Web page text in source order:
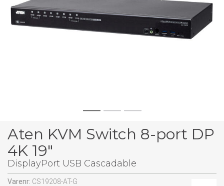
Aten KVM Switch 8-port DP
4K 19"
DisplayPort USB Cascadable
Varenr: CS19208-AT-G